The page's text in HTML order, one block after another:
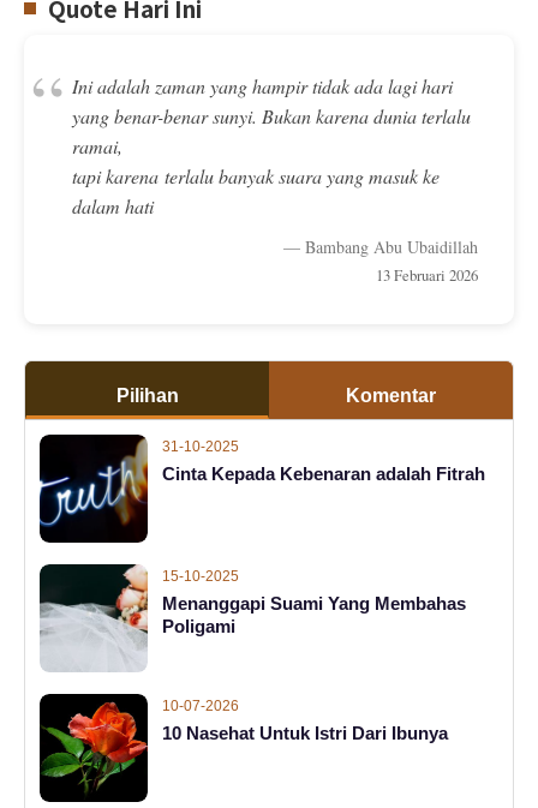
Quote Hari Ini
“ Ini adalah zaman yang hampir tidak ada lagi hari
yang benar-benar sunyi. Bukan karena dunia terlalu
ramai,
tapi karena terlalu banyak suara yang masuk ke
dalam hati
— Bambang Abu Ubaidillah
13 Februari 2026
Pilihan Komentar
31-10-2025
Cinta Kepada Kebenaran adalah Fitrah
15-10-2025
Menanggapi Suami Yang Membahas
Poligami
10-07-2026
10 Nasehat Untuk Istri Dari Ibunya